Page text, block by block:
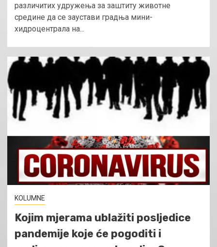
различитих удружења за заштиту животне
средине да се заустави градња мини-
хидроцентрала на...
KOLUMNE
Kojim mjerama ublažiti posljedice
pandemije koje će pogoditi i